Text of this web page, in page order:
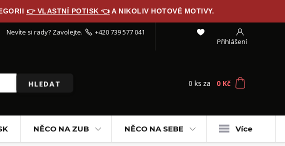
👉 VLASTNÍ POTISK 👈 A NIKOLIV HOTOVÉ MOTIVY.
Přihlášení
HLEDAT
Nevíte si rady? Zavolejte. +420 739 577 041
0 ks za 0 Kč
NĚCO NA ZUB NĚCO NA SEBE Více